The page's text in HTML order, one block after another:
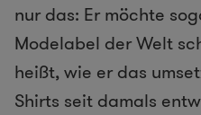
nur das: Er möchte
Modelabel der Welt
heißt, wie er das
Shirts seit damals